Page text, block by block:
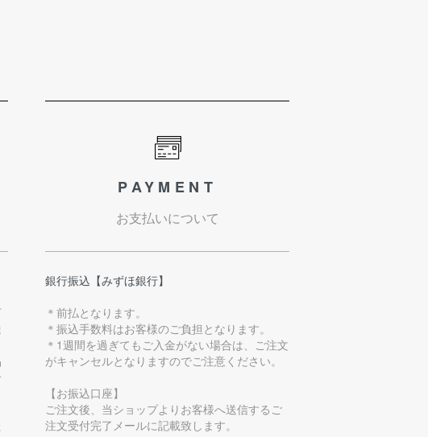
PAYMENT
お支払いについて
銀行振込【みずほ銀行】
＊前払となります。
＊振込手数料はお客様のご負担となります。
＊1週間を過ぎてもご入金がない場合は、ご注文
がキャンセルとなりますのでご注意ください。
【お振込口座】
ご注文後、当ショップよりお客様へ送信するご
注文受付完了メールに記載致します。